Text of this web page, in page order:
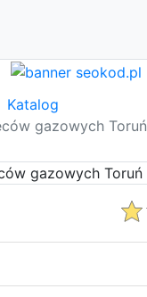
Katalog
gazowych Toruń